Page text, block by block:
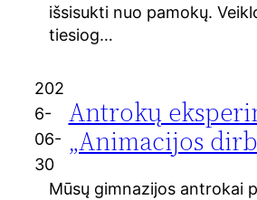
išsisukti nuo pamokų.
tiesiog…
202
6-
06-
30
Antrokų
„Animacijos
Mūsų gimnazijos antrokai